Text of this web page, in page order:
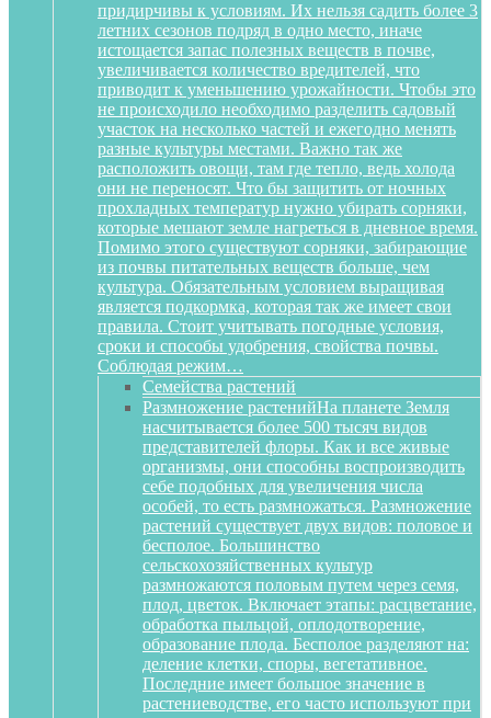
придирчивы к условиям. Их нельзя садить более 3
летних сезонов подряд в одно место, иначе
истощается запас полезных веществ в почве,
увеличивается количество вредителей, что
приводит к уменьшению урожайности. Чтобы это
не происходило необходимо разделить садовый
участок на несколько частей и ежегодно менять
разные культуры местами. Важно так же
расположить овощи, там где тепло, ведь холода
они не переносят. Что бы защитить от ночных
прохладных температур нужно убирать сорняки,
которые мешают земле нагреться в дневное время.
Помимо этого существуют сорняки, забирающие
из почвы питательных веществ больше, чем
культура. Обязательным условием выращивая
является подкормка, которая так же имеет свои
правила. Стоит учитывать погодные условия,
сроки и способы удобрения, свойства почвы.
Соблюдая режим…
Семейства растений
Размножение растенийНа планете Земля
насчитывается более 500 тысяч видов
представителей флоры. Как и все живые
организмы, они способны воспроизводить
себе подобных для увеличения числа
особей, то есть размножаться. Размножение
растений существует двух видов: половое и
бесполое. Большинство
сельскохозяйственных культур
размножаются половым путем через семя,
плод, цветок. Включает этапы: расцветание,
обработка пыльцой, оплодотворение,
образование плода. Бесполое разделяют на:
деление клетки, споры, вегетативное.
Последние имеет большое значение в
растениеводстве, его часто используют при